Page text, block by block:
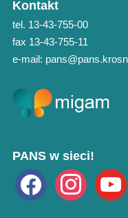
Kontakt
tel. 13-43-755-00
fax 13-43-755-11
e-mail:
PANS w sieci!
facebook instagramyoutube